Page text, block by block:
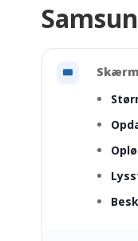
Skærm